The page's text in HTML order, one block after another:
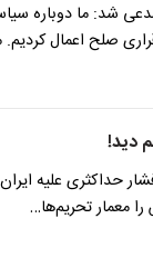
شد: ما دوباره
صلح اعمال کردیم.
دید!
حداکثری علیه
معمار تحریم‌ها…